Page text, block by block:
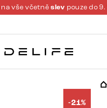
na vše včetněslev pouze do
-21%